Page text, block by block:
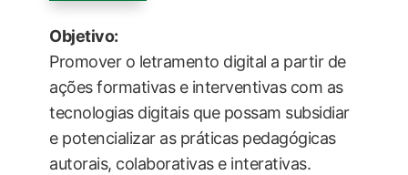
Objetivo:
Promover o letramento digital a partir de
ações formativas e interventivas com as
tecnologias digitais que possam subsidiar
e potencializar as práticas pedagógicas
autorais, colaborativas e interativas.